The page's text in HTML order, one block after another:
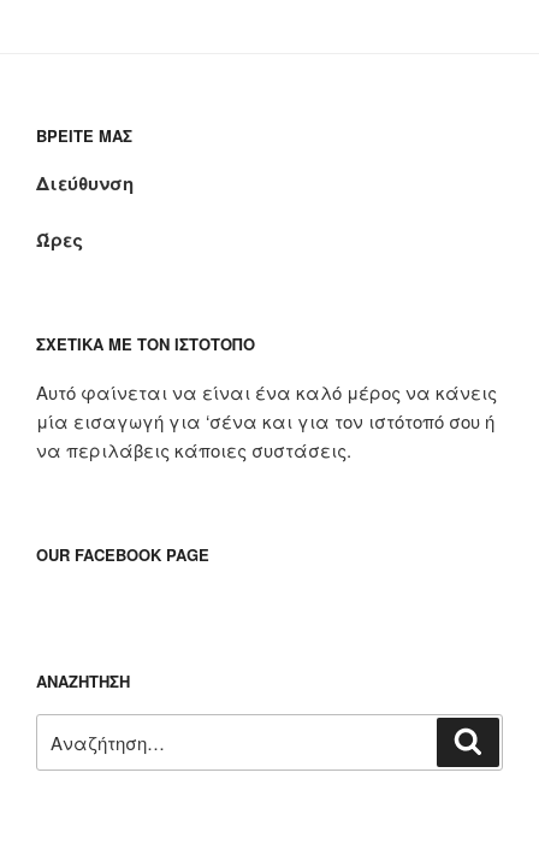
ΒΡΕΊΤΕ ΜΑΣ
Διεύθυνση
Ώρες
ΣΧΕΤΙΚΆ ΜΕ ΤΟΝ ΙΣΤΌΤΟΠΟ
Αυτό φαίνεται να είναι ένα καλό μέρος να κάνεις
μία εισαγωγή για ‘σένα και για τον ιστότοπό σου ή
να περιλάβεις κάποιες συστάσεις.
OUR FACEBOOK PAGE
ΑΝΑΖΉΤΗΣΗ
για: